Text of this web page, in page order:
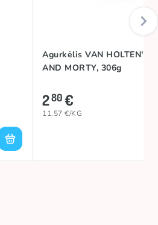
Agurkėlis VAN HOLTEN'S
AND MORTY, 306g
280€
11.57 €/KG